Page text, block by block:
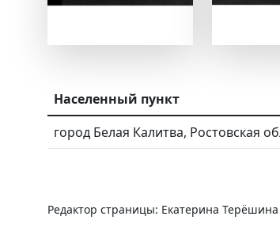
Населенный пункт
город Белая Калитва, Ростовская
Редактор страницы: Екатерина Терёшина